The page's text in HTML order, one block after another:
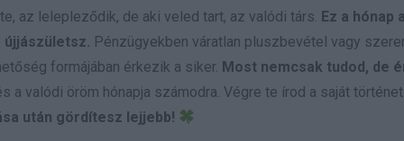
az lelepleződik, de aki veled tart, az valódi társ. Ez a hónap a
újjászületsz. Pénzügyekben váratlan pluszbevétel vagy
formájában érkezik a siker. Most nemcsak tudod, de
a valódi öröm hónapja számodra. Végre te írod a saját
után gördítesz lejjebb!